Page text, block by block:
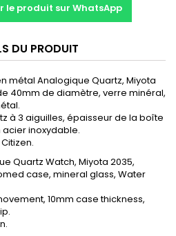
le produit sur WhatsApp
DU PRODUIT
métal Analogique Quartz, Miyota
40mm de diamètre, verre minéral,
à 3 aiguilles, épaisseur de la boîte
inoxydable.
Quartz Watch, Miyota 2035,
case, mineral glass, Water
10mm case thickness,